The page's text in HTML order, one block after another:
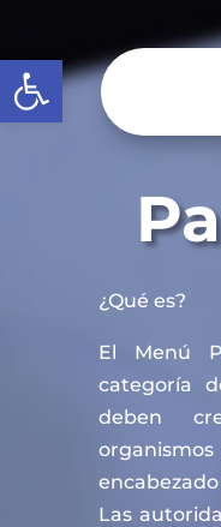
Abrir barra de
¿Qué es?
El Menú
categoría
deben
Las